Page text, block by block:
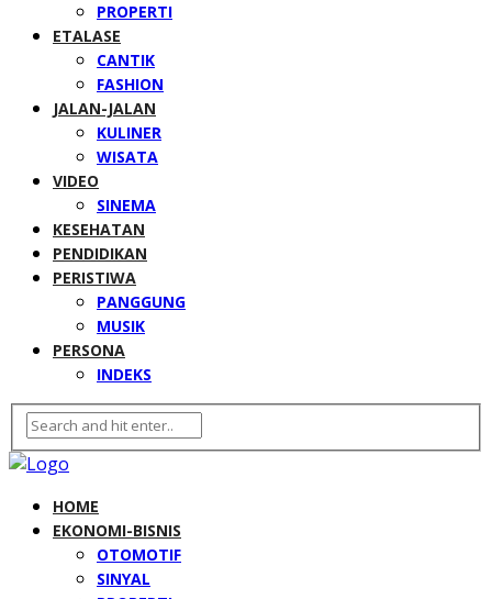
PROPERTI
ETALASE
CANTIK
FASHION
JALAN-JALAN
KULINER
WISATA
VIDEO
SINEMA
KESEHATAN
PENDIDIKAN
PERISTIWA
PANGGUNG
MUSIK
PERSONA
INDEKS
HOME
EKONOMI-BISNIS
OTOMOTIF
SINYAL